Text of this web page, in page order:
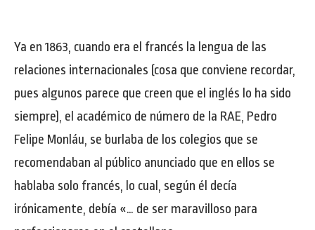
Ya en 1863, cuando era el francés la lengua de las
relaciones internacionales (cosa que conviene recordar,
pues algunos parece que creen que el inglés lo ha sido
siempre), el académico de número de la RAE, Pedro
Felipe Monláu, se burlaba de los colegios que se
recomendaban al público anunciado que en ellos se
hablaba solo francés, lo cual, según él decía
irónicamente, debía «… de ser maravilloso para